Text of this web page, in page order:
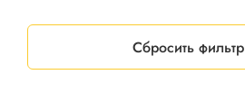
Сбросить фильтр